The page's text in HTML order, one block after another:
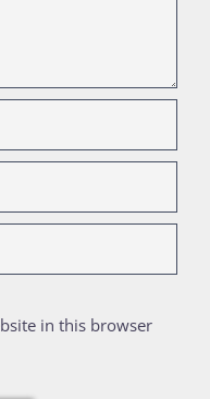
in this browser